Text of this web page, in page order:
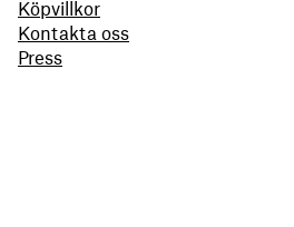
Köpvillkor
Kontakta oss
Press